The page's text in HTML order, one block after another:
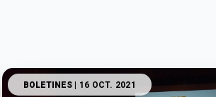
BOLETINES | 16 OCT. 2021